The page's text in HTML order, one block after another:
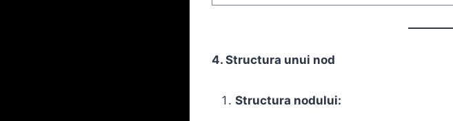
4. Structura unui nod
Structura nodului: